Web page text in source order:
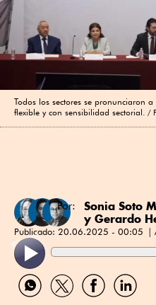
Todos los sectores se pronunciaron
flexible y con sensibilidad sectorial.
Por: Sonia Soto
yGerardo
Publicado: 20.06.2025 - 00:05
Compartir
por
Compartir
por
Compartir
por
Compartir
por